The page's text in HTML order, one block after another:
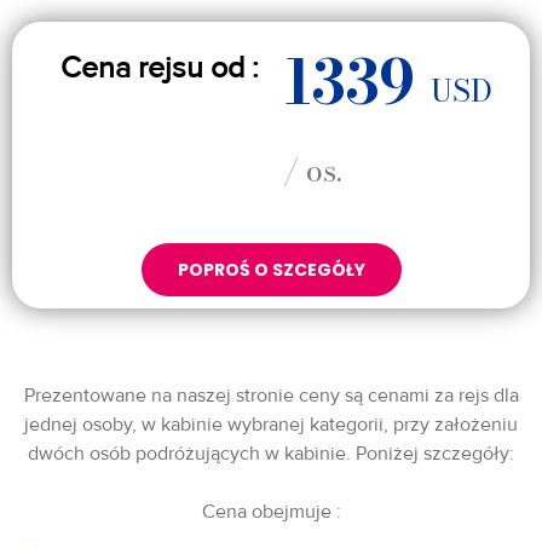
Cena rejsu od : 1339 USD
/ os.
POPROŚ O SZCEGÓŁY
Prezentowane na naszej stronie ceny są cenami za rejs dla
jednej osoby, w kabinie wybranej kategorii, przy założeniu
dwóch osób podróżujących w kabinie. Poniżej szczegóły:
Cena obejmuje :